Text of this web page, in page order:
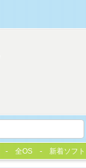
全OS 新着ソフト